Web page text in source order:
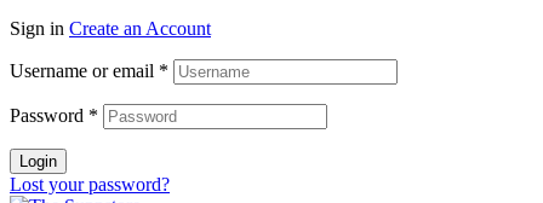
Sign in Create an Account
Username or email *
Password *
Login
Lost your password?